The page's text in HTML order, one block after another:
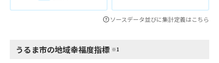
ソースデータ並びに集計定義はこちら
うるま市の地域幸福度指標 ※1